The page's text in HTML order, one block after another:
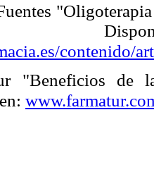
05
contenido/
"Beneficios de